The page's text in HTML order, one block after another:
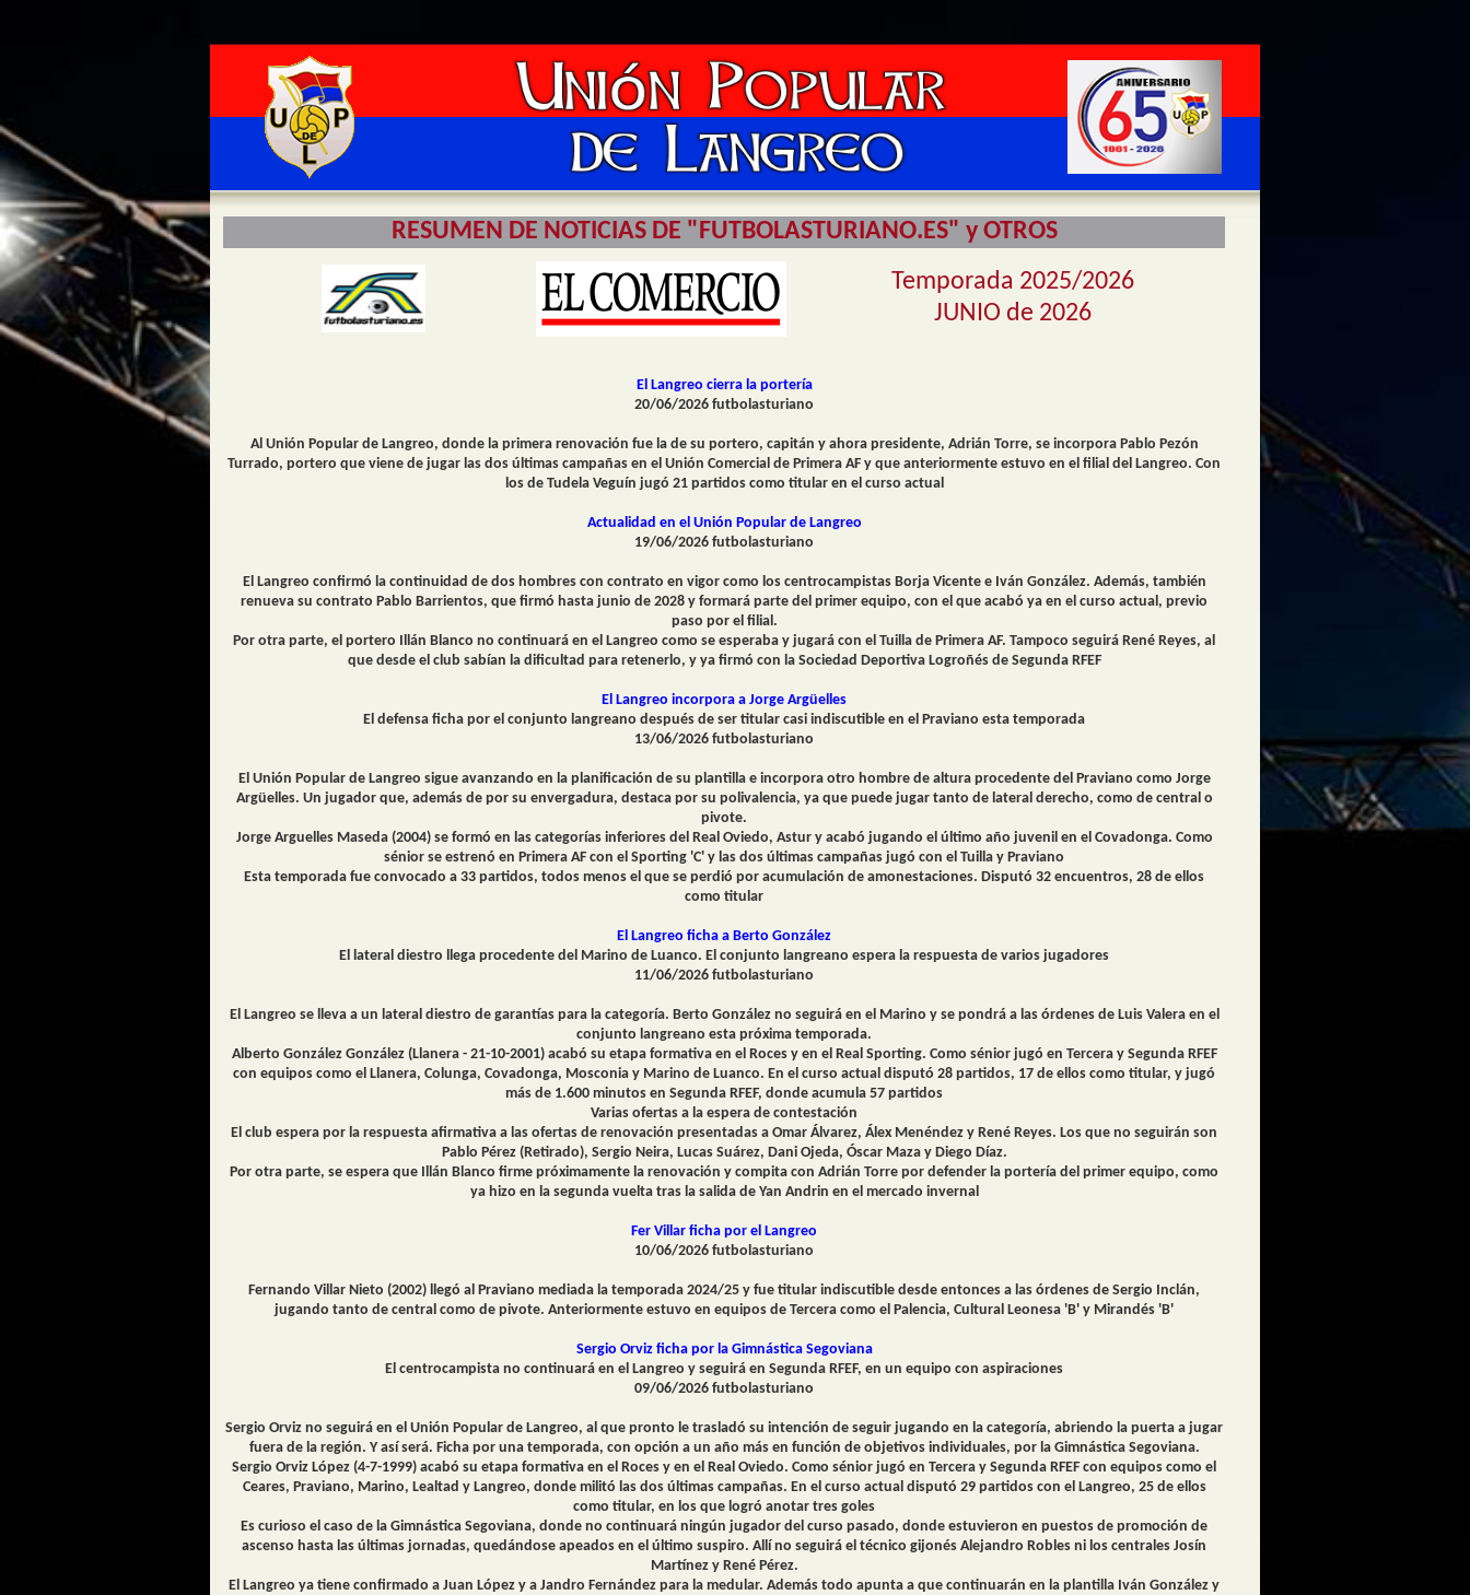
RESUMEN DE NOTICIAS DE "FUTBOLASTURIANO.ES" y OTROS
Temporada 2025/2026
JUNIO de 2026
El Langreo cierra la portería
20/06/2026 futbolasturiano
Al Unión Popular de Langreo, donde la primera renovación fue la de su portero, capitán y ahora presidente, Adrián Torre, se incorpora Pablo Pezón
Turrado, portero que viene de jugar las dos últimas campañas en el Unión Comercial de Primera AF y que anteriormente estuvo en el filial del Langreo. Con
los de Tudela Veguín jugó 21 partidos como titular en el curso actual
Actualidad en el Unión Popular de Langreo
19/06/2026 futbolasturiano
El Langreo confirmó la continuidad de dos hombres con contrato en vigor como los centrocampistas Borja Vicente e Iván González. Además, también
renueva su contrato Pablo Barrientos, que firmó hasta junio de 2028 y formará parte del primer equipo, con el que acabó ya en el curso actual, previo
paso por el filial.
Por otra parte, el portero Illán Blanco no continuará en el Langreo como se esperaba y jugará con el Tuilla de Primera AF. Tampoco seguirá René Reyes, al
que desde el club sabían la dificultad para retenerlo, y ya firmó con la Sociedad Deportiva Logroñés de Segunda RFEF
El Langreo incorpora a Jorge Argüelles
El defensa ficha por el conjunto langreano después de ser titular casi indiscutible en el Praviano esta temporada
13/06/2026 futbolasturiano
El Unión Popular de Langreo sigue avanzando en la planificación de su plantilla e incorpora otro hombre de altura procedente del Praviano como Jorge
Argüelles. Un jugador que, además de por su envergadura, destaca por su polivalencia, ya que puede jugar tanto de lateral derecho, como de central o
pivote.
Jorge Arguelles Maseda (2004) se formó en las categorías inferiores del Real Oviedo, Astur y acabó jugando el último año juvenil en el Covadonga. Como
sénior se estrenó en Primera AF con el Sporting 'C' y las dos últimas campañas jugó con el Tuilla y Praviano
Esta temporada fue convocado a 33 partidos, todos menos el que se perdió por acumulación de amonestaciones. Disputó 32 encuentros, 28 de ellos
como titular
El Langreo ficha a Berto González
El lateral diestro llega procedente del Marino de Luanco. El conjunto langreano espera la respuesta de varios jugadores
11/06/2026 futbolasturiano
El Langreo se lleva a un lateral diestro de garantías para la categoría. Berto González no seguirá en el Marino y se pondrá a las órdenes de Luis Valera en el
conjunto langreano esta próxima temporada.
Alberto González González (Llanera - 21-10-2001) acabó su etapa formativa en el Roces y en el Real Sporting. Como sénior jugó en Tercera y Segunda RFEF
con equipos como el Llanera, Colunga, Covadonga, Mosconia y Marino de Luanco. En el curso actual disputó 28 partidos, 17 de ellos como titular, y jugó
más de 1.600 minutos en Segunda RFEF, donde acumula 57 partidos
Varias ofertas a la espera de contestación
El club espera por la respuesta afirmativa a las ofertas de renovación presentadas a Omar Álvarez, Álex Menéndez y René Reyes. Los que no seguirán son
Pablo Pérez (Retirado), Sergio Neira, Lucas Suárez, Dani Ojeda, Óscar Maza y Diego Díaz.
Por otra parte, se espera que Illán Blanco firme próximamente la renovación y compita con Adrián Torre por defender la portería del primer equipo, como
ya hizo en la segunda vuelta tras la salida de Yan Andrin en el mercado invernal
Fer Villar ficha por el Langreo
10/06/2026 futbolasturiano
Fernando Villar Nieto (2002) llegó al Praviano mediada la temporada 2024/25 y fue titular indiscutible desde entonces a las órdenes de Sergio Inclán,
jugando tanto de central como de pivote. Anteriormente estuvo en equipos de Tercera como el Palencia, Cultural Leonesa 'B' y Mirandés 'B'
Sergio Orviz ficha por la Gimnástica Segoviana
El centrocampista no continuará en el Langreo y seguirá en Segunda RFEF, en un equipo con aspiraciones
09/06/2026 futbolasturiano
Sergio Orviz no seguirá en el Unión Popular de Langreo, al que pronto le trasladó su intención de seguir jugando en la categoría, abriendo la puerta a jugar
fuera de la región. Y así será. Ficha por una temporada, con opción a un año más en función de objetivos individuales, por la Gimnástica Segoviana.
Sergio Orviz López (4-7-1999) acabó su etapa formativa en el Roces y en el Real Oviedo. Como sénior jugó en Tercera y Segunda RFEF con equipos como el
Ceares, Praviano, Marino, Lealtad y Langreo, donde militó las dos últimas campañas. En el curso actual disputó 29 partidos con el Langreo, 25 de ellos
como titular, en los que logró anotar tres goles
Es curioso el caso de la Gimnástica Segoviana, donde no continuará ningún jugador del curso pasado, donde estuvieron en puestos de promoción de
ascenso hasta las últimas jornadas, quedándose apeados en el último suspiro. Allí no seguirá el técnico gijonés Alejandro Robles ni los centrales Josín
Martínez y René Pérez.
El Langreo ya tiene confirmado a Juan López y a Jandro Fernández para la medular. Además todo apunta a que continuarán en la plantilla Iván González y